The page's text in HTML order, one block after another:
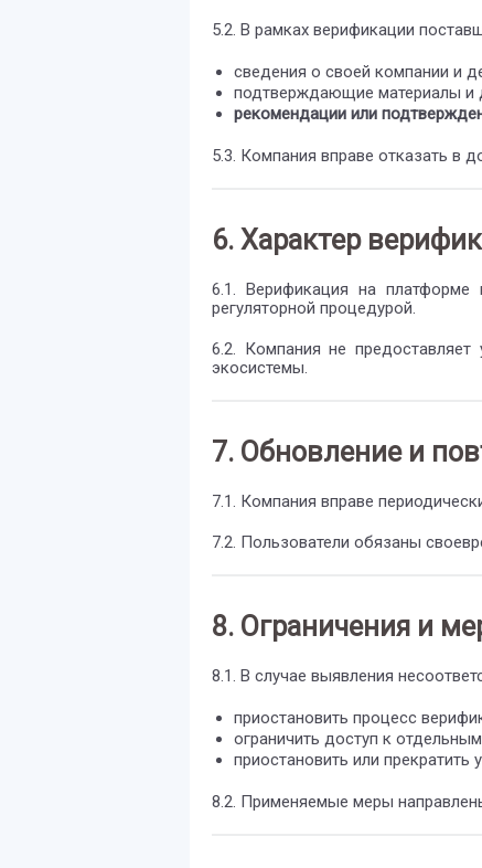
5.2. В рамках верификации
сведения о своей компании и
подтверждающие материалы и
рекомендации или
5.3. Компания вправе отказать в
6. Характер
6.1. Верификация на
регуляторной процедурой.
6.2. Компания не
экосистемы.
7. Обновление и
7.1. Компания вправе
7.2. Пользователи обязаны
8. Ограничения и
8.1. В случае выявления
приостановить процесс
ограничить доступ к
приостановить или прекратить
8.2. Применяемые меры